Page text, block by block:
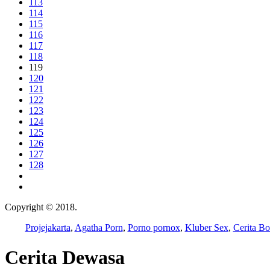
113
114
115
116
117
118
119
120
121
122
123
124
125
126
127
128
Copyright © 2018.
Projejakarta, Agatha Porn, Porno pornox, Kluber Sex, Cerita
Cerita Dewasa